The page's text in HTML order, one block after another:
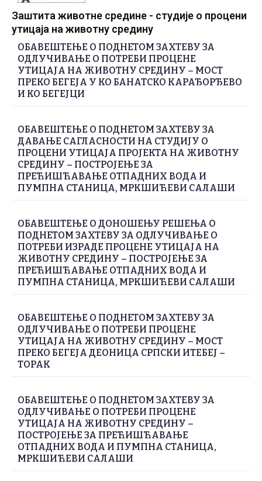
Заштита животне средине - студије о процени
утицаја на животну средину
ОБАВЕШТЕЊЕ О ПОДНЕТОМ ЗАХТЕВУ ЗА
ОДЛУЧИВАЊЕ О ПОТРЕБИ ПРОЦЕНЕ
УТИЦАЈА НА ЖИВОТНУ СРЕДИНУ – МОСТ
ПРЕКО БЕГЕЈА У КО БАНАТСКО КАРАЂОРЂЕВО
И КО БЕГЕЈЦИ
ОБАВЕШТЕЊЕ О ПОДНЕТОМ ЗАХТЕВУ ЗА
ДАВАЊЕ САГЛАСНОСТИ НА СТУДИЈУ О
ПРОЦЕНИ УТИЦАЈА ПРОЈЕКТА НА ЖИВОТНУ
СРЕДИНУ – ПОСТРОЈЕЊЕ ЗА
ПРЕЋИШЋАВАЊЕ ОТПАДНИХ ВОДА И
ПУМПНА СТАНИЦА, МРКШИЋЕВИ САЛАШИ
ОБАВЕШТЕЊЕ О ДОНОШЕЊУ РЕШЕЊА О
ПОДНЕТОМ ЗАХТЕВУ ЗА ОДЛУЧИВАЊЕ О
ПОТРЕБИ ИЗРАДЕ ПРОЦЕНЕ УТИЦАЈА НА
ЖИВОТНУ СРЕДИНУ – ПОСТРОЈЕЊЕ ЗА
ПРЕЋИШЋАВАЊЕ ОТПАДНИХ ВОДА И
ПУМПНА СТАНИЦА, МРКШИЋЕВИ САЛАШИ
ОБАВЕШТЕЊЕ О ПОДНЕТОМ ЗАХТЕВУ ЗА
ОДЛУЧИВАЊЕ О ПОТРЕБИ ПРОЦЕНЕ
УТИЦАЈА НА ЖИВОТНУ СРЕДИНУ – МОСТ
ПРЕКО БЕГЕЈА ДЕОНИЦА СРПСКИ ИТЕБЕЈ –
ТОРАК
ОБАВЕШТЕЊЕ О ПОДНЕТОМ ЗАХТЕВУ ЗА
ОДЛУЧИВАЊЕ О ПОТРЕБИ ПРОЦЕНЕ
УТИЦАЈА НА ЖИВОТНУ СРЕДИНУ –
ПОСТРОЈЕЊЕ ЗА ПРЕЋИШЋАВАЊЕ
ОТПАДНИХ ВОДА И ПУМПНА СТАНИЦА,
МРКШИЋЕВИ САЛАШИ